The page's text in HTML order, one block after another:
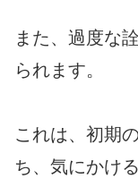
また、過度な
られます。
これは、初期
ち、気にかけ